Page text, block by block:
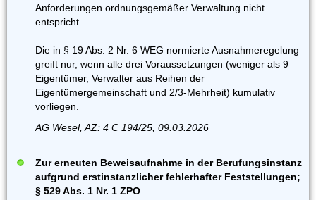
Anforderungen ordnungsgemäßer Verwaltung nicht
entspricht.
Die in § 19 Abs. 2 Nr. 6 WEG normierte Ausnahmeregelung
greift nur, wenn alle drei Voraussetzungen (weniger als 9
Eigentümer, Verwalter aus Reihen der
Eigentümergemeinschaft und 2/3-Mehrheit) kumulativ
vorliegen.
AG Wesel, AZ: 4 C 194/25, 09.03.2026
Zur erneuten Beweisaufnahme in der Berufungsinstanz
aufgrund erstinstanzlicher fehlerhafter Feststellungen;
§ 529 Abs. 1 Nr. 1 ZPO